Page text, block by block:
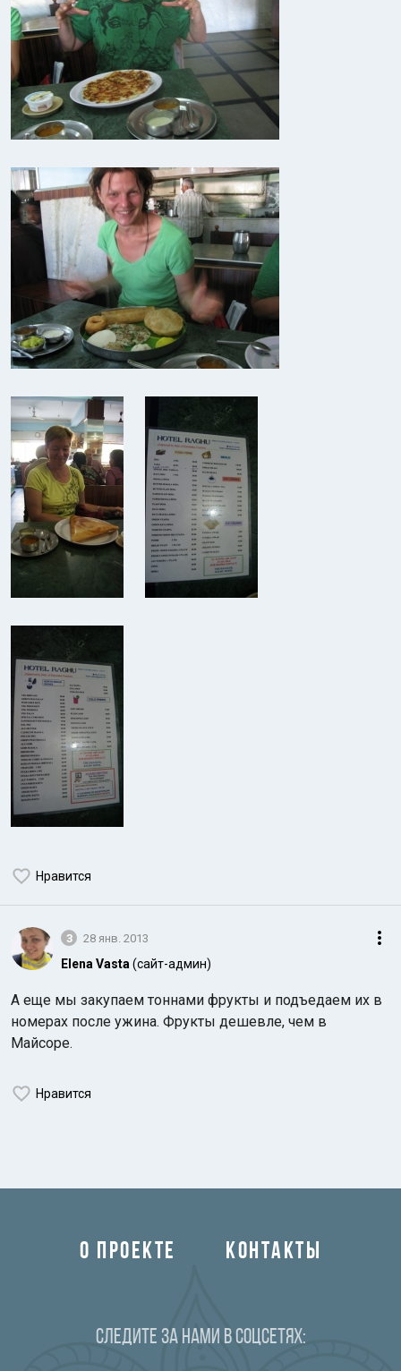
Нравится
3 28 янв. 2013
Elena Vasta (сайт-админ)
А еще мы закупаем тоннами фрукты и подъедаем их в
номерах после ужина. Фрукты дешевле, чем в
Майсоре.
Нравится
О ПРОЕКТЕ КОНТАКТЫ
Следите за нами в соцсетях: